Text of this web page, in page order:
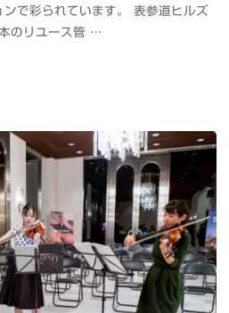
で彩られています。 表参道ヒルズ
のリユース管 …